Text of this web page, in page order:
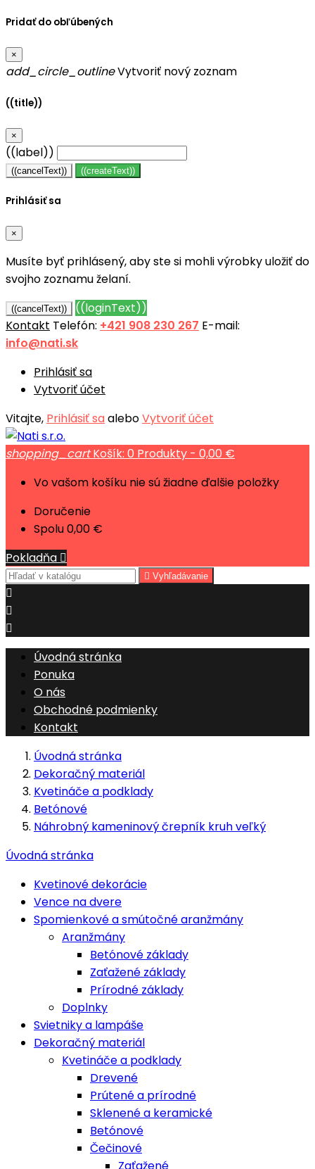
Pridať do obľúbených
×
add_circle_outlineVytvoriť nový zoznam
((title))
×
((label))
((cancelText)) ((createText))
Prihlásiť sa
×
Musíte byť prihlásený, aby ste si mohli výrobky uložiť do
svojho zoznamu želaní.
((cancelText))
((loginText))
Kontakt Telefón: +421 908 230 267 E-mail:
info@nati.sk
Prihlásiť sa
Vytvoriť účet
Vitajte, Prihlásiť saaleboVytvoriť účet
shopping_cart Košík: 0 Produkty - 0,00 €
Vo vašom košíku nie sú žiadne ďalšie položky
Doručenie
Spolu0,00 €
Pokladňa 
 Vyhľadávanie



Úvodná stránka
Ponuka
O nás
Obchodné podmienky
Kontakt
Úvodná stránka
Dekoračný materiál
Kvetináče a podklady
Betónové
Náhrobný kameninový črepník kruh veľký
Úvodná stránka
Kvetinové dekorácie
Vence na dvere
Spomienkové a smútočné aranžmány
Aranžmány
Betónové základy
Zaťažené základy
Prírodné základy
Doplnky
Svietniky a lampáše
Dekoračný materiál
Kvetináče a podklady
Drevené
Prútené a prírodné
Sklenené a keramické
Betónové
Čečinové